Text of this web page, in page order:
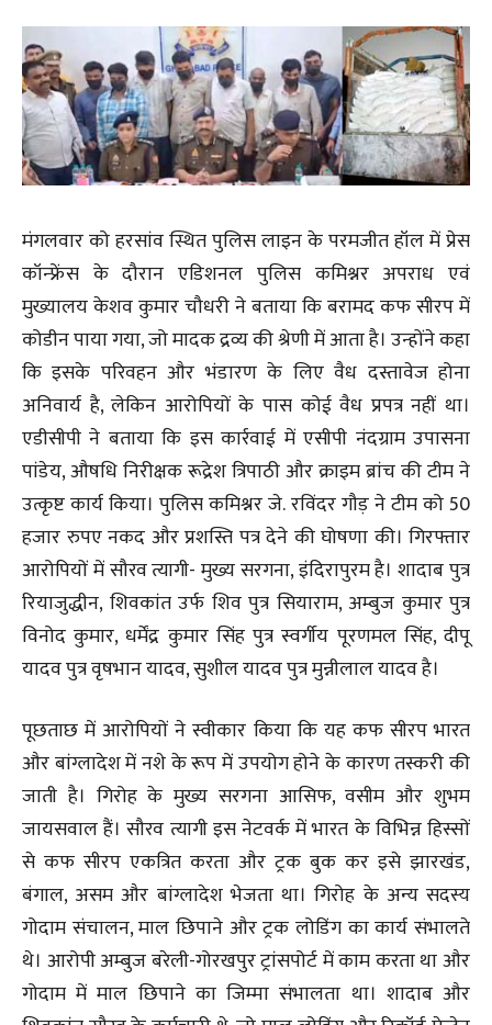
मंगलवार को हरसांव स्थित पुलिस लाइन के परमजीत हॉल में प्रेस
कॉन्फ्रेंस के दौरान एडिशनल पुलिस कमिश्नर अपराध एवं
मुख्यालय केशव कुमार चौधरी ने बताया कि बरामद कफ सीरप में
कोडीन पाया गया, जो मादक द्रव्य की श्रेणी में आता है। उन्होंने कहा
कि इसके परिवहन और भंडारण के लिए वैध दस्तावेज होना
अनिवार्य है, लेकिन आरोपियों के पास कोई वैध प्रपत्र नहीं था।
एडीसीपी ने बताया कि इस कार्रवाई में एसीपी नंदग्राम उपासना
पांडेय, औषधि निरीक्षक रूद्रेश त्रिपाठी और क्राइम ब्रांच की टीम ने
उत्कृष्ट कार्य किया। पुलिस कमिश्नर जे. रविंदर गौड़ ने टीम को 50
हजार रुपए नकद और प्रशस्ति पत्र देने की घोषणा की। गिरफ्तार
आरोपियों में सौरव त्यागी- मुख्य सरगना, इंदिरापुरम है। शादाब पुत्र
रियाजुद्धीन, शिवकांत उर्फ शिव पुत्र सियाराम, अम्बुज कुमार पुत्र
विनोद कुमार, धर्मेंद्र कुमार सिंह पुत्र स्वर्गीय पूरणमल सिंह, दीपू
यादव पुत्र वृषभान यादव, सुशील यादव पुत्र मुन्नीलाल यादव है।
पूछताछ में आरोपियों ने स्वीकार किया कि यह कफ सीरप भारत
और बांग्लादेश में नशे के रूप में उपयोग होने के कारण तस्करी की
जाती है। गिरोह के मुख्य सरगना आसिफ, वसीम और शुभम
जायसवाल हैं। सौरव त्यागी इस नेटवर्क में भारत के विभिन्न हिस्सों
से कफ सीरप एकत्रित करता और ट्रक बुक कर इसे झारखंड,
बंगाल, असम और बांग्लादेश भेजता था। गिरोह के अन्य सदस्य
गोदाम संचालन, माल छिपाने और ट्रक लोडिंग का कार्य संभालते
थे। आरोपी अम्बुज बरेली-गोरखपुर ट्रांसपोर्ट में काम करता था और
गोदाम में माल छिपाने का जिम्मा संभालता था। शादाब और